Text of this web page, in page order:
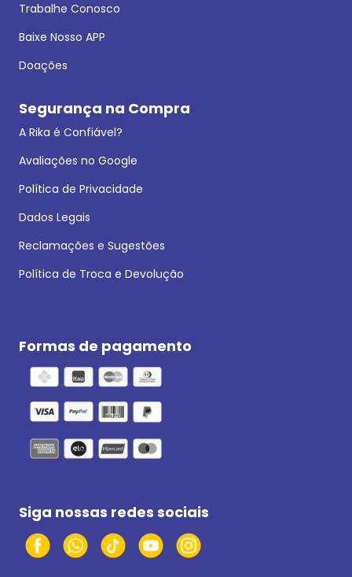
Trabalhe Conosco
Baixe Nosso APP
Doações
Segurança na Compra
A Rika é Confiável?
Avaliações no Google
Política de Privacidade
Dados Legais
Reclamações e Sugestões
Política de Troca e Devolução
Formas de pagamento
Siga nossas redes sociais